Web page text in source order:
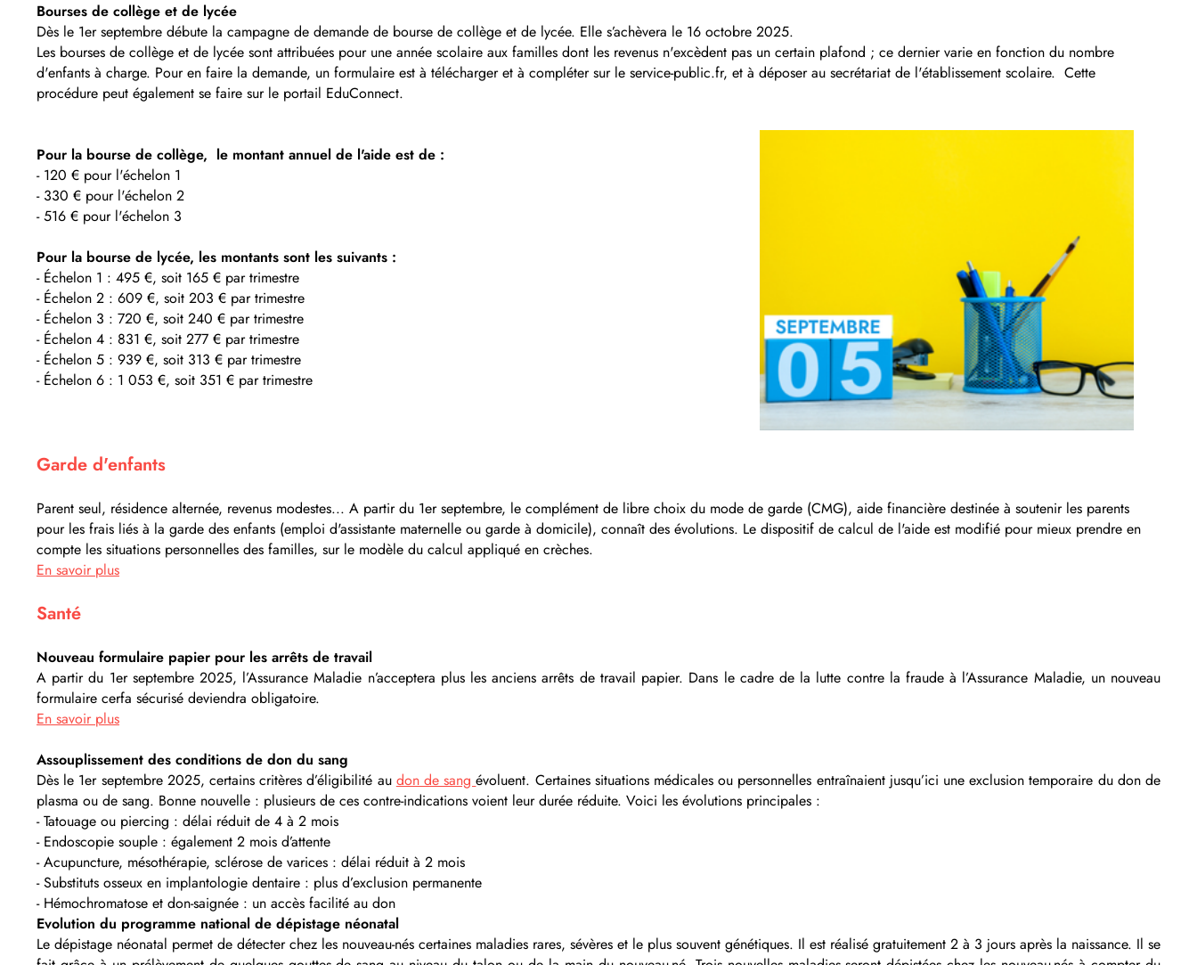
Bourses de collège et de lycée
Dès le 1er septembre débute la campagne de demande de bourse de collège et de lycée. Elle s’achèvera le 16 octobre 2025.
Les bourses de collège et de lycée sont attribuées pour une année scolaire aux familles dont les revenus n'excèdent pas un certain plafond ; ce dernier varie en fonction du nombre
d'enfants à charge. Pour en faire la demande, un formulaire est à télécharger et à compléter sur le service-public.fr, et à déposer au secrétariat de l'établissement scolaire. Cette
procédure peut également se faire sur le portail EduConnect.
Pour la bourse de collège, le montant annuel de l'aide est de :
- 120 € pour l'échelon 1
- 330 € pour l'échelon 2
- 516 € pour l'échelon 3
Pour la bourse de lycée, les montants sont les suivants :
- Échelon 1 : 495 €, soit 165 € par trimestre
- Échelon 2 : 609 €, soit 203 € par trimestre
- Échelon 3 : 720 €, soit 240 € par trimestre
- Échelon 4 : 831 €, soit 277 € par trimestre
- Échelon 5 : 939 €, soit 313 € par trimestre
- Échelon 6 : 1 053 €, soit 351 € par trimestre
Garde d'enfants
Parent seul, résidence alternée, revenus modestes... A partir du 1er septembre, le complément de libre choix du mode de garde (CMG), aide financière destinée à soutenir les parents
pour les frais liés à la garde des enfants (emploi d'assistante maternelle ou garde à domicile), connaît des évolutions. Le dispositif de calcul de l'aide est modifié pour mieux prendre en
compte les situations personnelles des familles, sur le modèle du calcul appliqué en crèches.
En savoir plus
Santé
Nouveau formulaire papier pour les arrêts de travail
A partir du 1er septembre 2025, l’Assurance Maladie n’acceptera plus les anciens arrêts de travail papier. Dans le cadre de la lutte contre la fraude à l’Assurance Maladie, un nouveau
formulaire cerfa sécurisé deviendra obligatoire.
En savoir plus
Assouplissement des conditions de don du sang
Dès le 1er septembre 2025, certains critères d’éligibilité au don de sangévoluent. Certaines situations médicales ou personnelles entraînaient jusqu’ici une exclusion temporaire du don de
plasma ou de sang. Bonne nouvelle : plusieurs de ces contre-indications voient leur durée réduite. Voici les évolutions principales :
- Tatouage ou piercing : délai réduit de 4 à 2 mois
- Endoscopie souple : également 2 mois d’attente
- Acupuncture, mésothérapie, sclérose de varices : délai réduit à 2 mois
- Substituts osseux en implantologie dentaire : plus d’exclusion permanente
- Hémochromatose et don-saignée : un accès facilité au don
Evolution du programme national de dépistage néonatal
Le dépistage néonatal permet de détecter chez les nouveau-nés certaines maladies rares, sévères et le plus souvent génétiques. Il est réalisé gratuitement 2 à 3 jours après la naissance. Il se